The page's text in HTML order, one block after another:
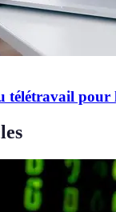
télétravail